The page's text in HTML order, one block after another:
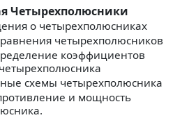
Четырехполюсники
о четырехполюсниках
четырехполюсников
коэффициентов
схемы четырехполюсника
и мощность